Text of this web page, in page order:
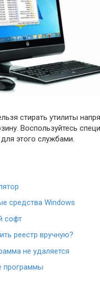
стирать утилиты
Воспользуйтесь
этого службами.
средства Windows
софт
реестр вручную?
не удаляется
программы